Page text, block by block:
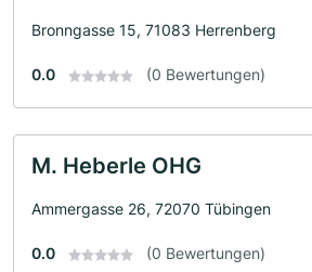
Bronngasse 15, 71083 Herrenberg
0.0 (0 Bewertungen)
M. Heberle OHG
Ammergasse 26, 72070 Tübingen
0.0 (0 Bewertungen)